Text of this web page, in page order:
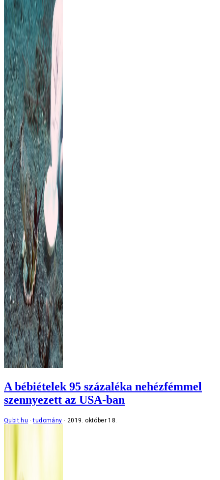
A bébiételek 95 százaléka nehézfémmel
szennyezett az USA-ban
Qubit.hu tudomány 2019. október 18.